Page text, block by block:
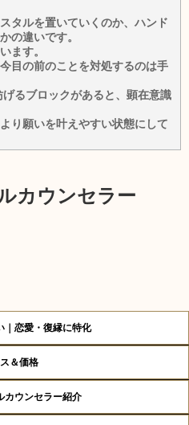
タルを置いていくのか、ハンド
の違いです。
ます。
目の前のことを対処するのは手
るブロックがあると、顕在意識
り願いを叶えやすい状態にして
カウンセラー
｜恋愛・復縁に特化
＆価格
カウンセラー紹介